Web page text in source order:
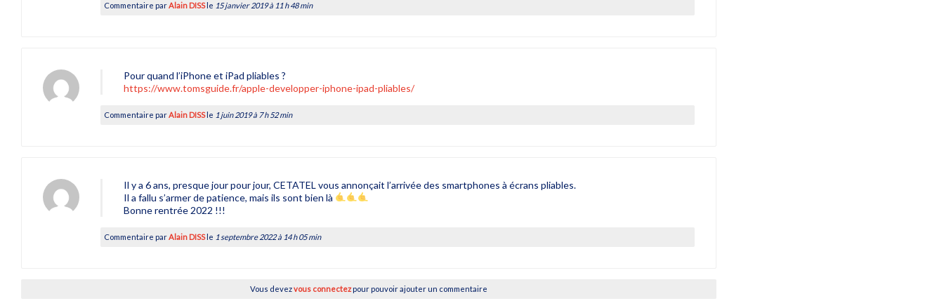
Commentaire parAlain DISSle 15 janvier 2019 à 11 h 48 min
Pour quand l’iPhone et iPad pliables ?
https://www.tomsguide.fr/apple-developper-iphone-ipad-pliables/
Commentaire parAlain DISSle 1 juin 2019 à 7 h 52 min
Il y a 6 ans, presque jour pour jour, CETATEL vous annonçait l’arrivée des smartphones à écrans pliables.
Il a fallu s’armer de patience, mais ils sont bien là
Bonne rentrée 2022 !!!
Commentaire parAlain DISSle 1 septembre 2022 à 14 h 05 min
Vous devezvous connectezpour pouvoir ajouter un commentaire